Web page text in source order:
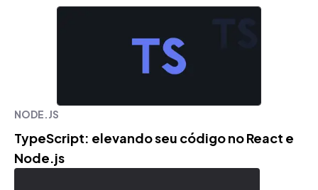
NODE.JS
TypeScript: elevando seu código no React e
Node.js